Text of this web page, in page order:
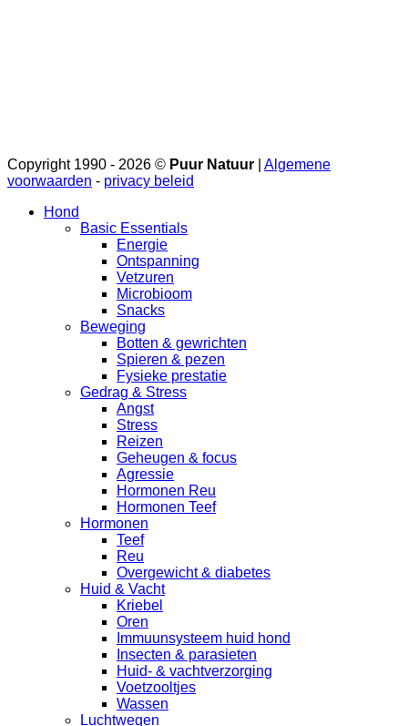
Copyright 1990 - 2026 © Puur Natuur
Algemene
voorwaarden - privacy beleid
Hond
Basic Essentials
Energie
Ontspanning
Vetzuren
Microbioom
Snacks
Beweging
Botten & gewrichten
Spieren & pezen
Fysieke prestatie
Gedrag & Stress
Angst
Stress
Reizen
Geheugen & focus
Agressie
Hormonen Reu
Hormonen Teef
Hormonen
Teef
Reu
Overgewicht & diabetes
Huid & Vacht
Kriebel
Oren
Immuunsysteem huid hond
Insecten & parasieten
Huid- & vachtverzorging
Voetzooltjes
Wassen
Luchtwegen